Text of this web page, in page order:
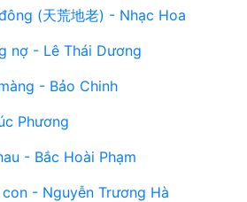
(天荒地老) - Nhạc Hoa
nợ - Lê Thái Dương
- Bảo Chinh
Phương
- Bắc Hoài Phạm
- Nguyễn Trương Hà